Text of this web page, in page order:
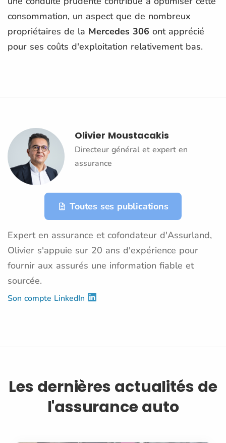
consommation, un aspect que de nombreux
propriétaires de la Mercedes 306 ont apprécié
pour ses coûts d'exploitation relativement bas.
Olivier Moustacakis
Directeur général et expert en
assurance
Toutes ses publications
Expert en assurance et cofondateur d'Assurland,
Olivier s'appuie sur 20 ans d'expérience pour
fournir aux assurés une information fiable et
sourcée.
Son compte LinkedIn
Les dernières actualités de
l'assurance auto